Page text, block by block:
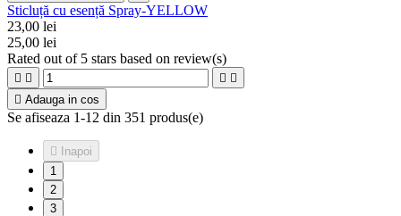
Sticluță cu esență Spray-YELLOW
23,00 lei
25,00 lei
Rated out of 5 stars based on review(s)
   
 Adauga in cos
Se afiseaza 1-12 din 351 produs(e)

Inapoi
1
2
3